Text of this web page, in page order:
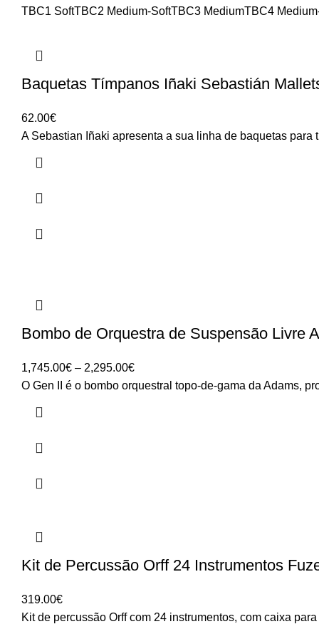
TBC1 SoftTBC2 Medium-SoftTBC3 MediumTBC4
Baquetas Tímpanos Iñaki Sebastián
62.00€
A Sebastian Iñaki apresenta a sua linha de baquetas
Bombo de Orquestra de Suspensão Livre
1,745.00€ – 2,295.00€Price
range:
O Gen II é o bombo orquestral topo-de-gama da Adams,
Kit de Percussão Orff 24 Instrumentos
319.00€
Kit de percussão Orff com 24 instrumentos, com caixa